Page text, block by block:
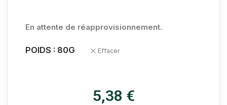
En attente de réapprovisionnement.
POIDS : 80G Effacer
5,38 €